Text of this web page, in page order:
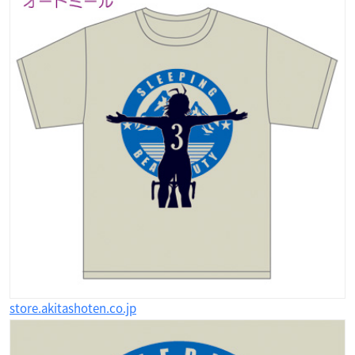
store.akitashoten.co.jp